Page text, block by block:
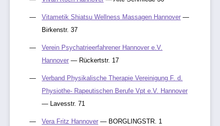
Vitametik Shiatsu Wellness Massagen Hannover —
Birkenstr. 37
Verein Psychatrieerfahrener Hannover e.V.
Hannover — Rückertstr. 17
Verband Physikalische Therapie Vereinigung F. d.
Physiothe- Rapeutischen Berufe Vpt e.V. Hannover
— Lavesstr. 71
Vera Fritz Hannover — BORGLINGSTR. 1